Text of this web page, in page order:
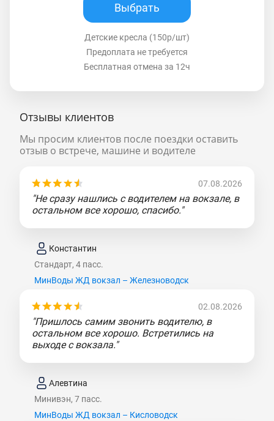
Выбрать
Детские кресла (150р/шт)
Предоплата не требуется
Бесплатная отмена за 12ч
Отзывы клиентов
Мы просим клиентов после поездки оставить
отзыв о встрече, машине и водителе
07.08.2026
"Не сразу нашлись с водителем на вокзале, в
остальном все хорошо, спасибо."
Константин
Стандарт, 4 пасс.
МинВоды ЖД вокзал – Железноводск
02.08.2026
"Пришлось самим звонить водителю, в
остальном все хорошо. Встретились на
выходе с вокзала."
Алевтина
Минивэн, 7 пасс.
МинВоды ЖД вокзал – Кисловодск